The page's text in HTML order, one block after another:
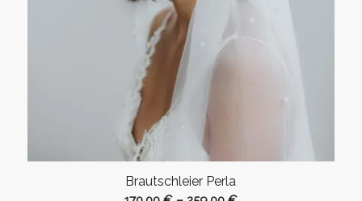
Brautschleier Perla